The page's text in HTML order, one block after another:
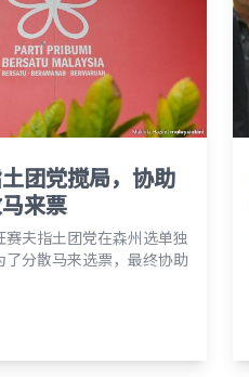
团党搅局，协助
来票
赛夫指土团党在森州选单独
了分散马来选票，最终协助